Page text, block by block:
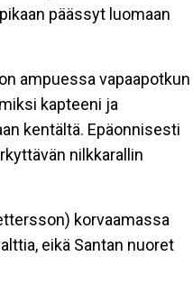
päässyt luomaan
ampuessa vapaapotkun
kapteeni ja
kentältä. Epäonnisesti
nilkkarallin
korvaamassa
eikä Santan nuoret